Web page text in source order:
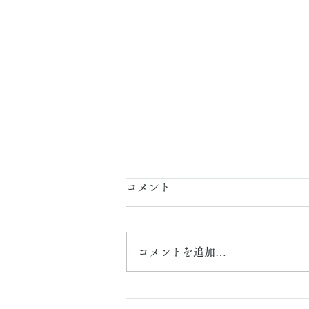
コメント
コメントを追加…